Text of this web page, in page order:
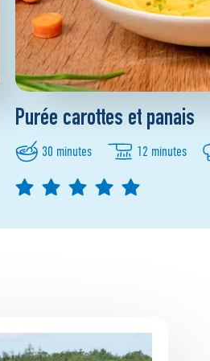
Purée carottes et panais
30 minutes 12 minutes